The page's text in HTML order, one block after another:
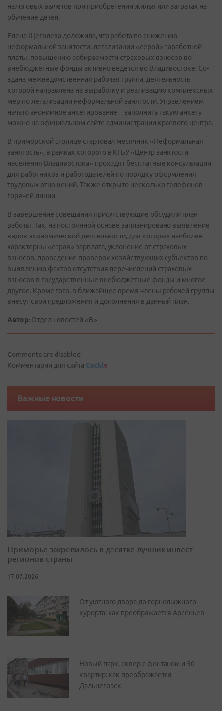
налоговых вычетов при приобретении жилья или затратах на
обучение детей.
Елена Щеголева доложила, что работа по снижению
неформальной занятости, легализации «серой» заработной
платы, повышению собираемости страховых взносов во
внебюджетные фонды активно ведется во Владивостоке. Со-
здана межведомственная рабочая группа, деятельность
которой направлена на выработку и реализацию комплексных
мер по легализации неформальной занятости. Управлением
начато анонимное анкетирование – заполнить такую анкету
можно на официальном сайте администрации краевого центра.
В приморской столице стартовал месячник «Неформальная
занятость», в рамках которого в КГБУ «Центр занятости
населения Владивостока» проходят бесплатные консультации
для работников и работодателей по порядку оформления
трудовых отношений. Также открыто несколько телефонов
горячей линии.
В завершение совещания присутствующие обсудили план
работы. Так, на постоянной основе запланировано выявление
видов экономической деятельности, для которых наиболее
характерны «серая» зарплата, уклонение от страховых
взносов, проведение проверок хозяйствующих субъектов по
выявлению фактов отсутствия перечислений страховых
взносов в государственные внебюджетные фонды и многое
другое. Кроме того, в ближайшее время члены рабочей группы
внесут свои предложения и дополнения в данный план.
Автор: Отдел новостей «В»
Comments are disabled
Комментарии для сайта Cackle
Важные новости
Приморье закрепилось в десятке лучших инвест-
регионов страны
17.07.2026
От уютного двора до горнолыжного
курорта: как преображается Арсеньев
Новый парк, сквер с фонтаном и 50
квартир: как преображается
Дальнегорск